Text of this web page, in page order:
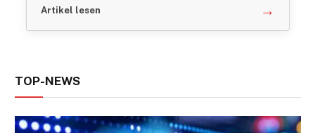
Artikel lesen →
TOP-NEWS